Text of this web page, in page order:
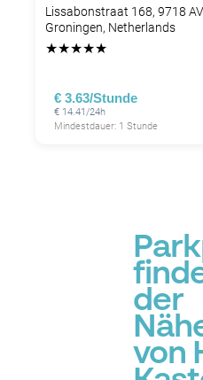
Lissabonstraat 168, 9718 AV
Groningen, Netherlands
★★★★★
€ 3.63/Stunde
€ 14.41/24h
Mindestdauer: 1 Stunde
der
von